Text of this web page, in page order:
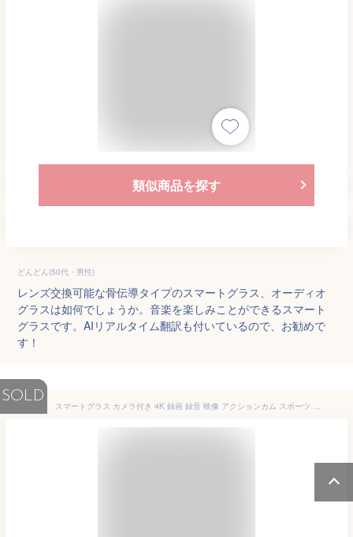
類似商品を探す
どんどん(50代・男性)
レンズ交換可能な骨伝導タイプのスマートグラス、オーディオ
グラスは如何でしょうか。音楽を楽しみことができるスマート
グラスです。AIリアルタイム翻訳も付いているので、お勧めで
す！
SOLD
スマートグラス カメラ付き 4K 録画 録音 映像 アクションカム スポーツ カメラ 高感度 スマートメガネ ワイヤレス メガネ スマート眼鏡 Bluetooth5.2 カメラポータブル 防水 スキー サイクリング サングラス オーディオグラス マイク内蔵 小型 Vlog